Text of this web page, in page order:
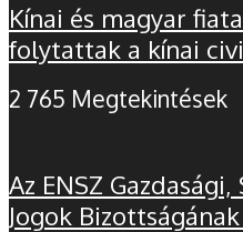
Kínai és magyar
folytattak a kínai
2 765 Megtekintések
Az ENSZ
Jogok